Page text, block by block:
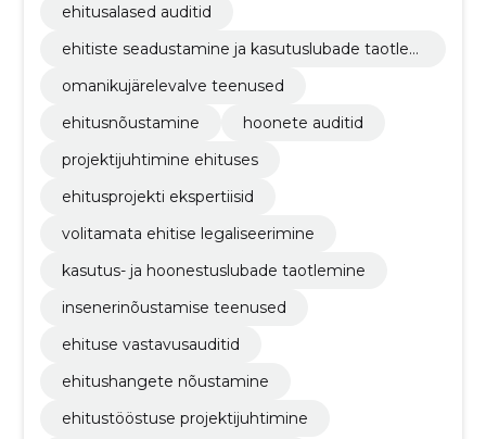
ehitusalased auditid
ehitiste seadustamine ja kasutuslubade taotle
omanikujärelevalve teenused
ehitusnõustamine
hoonete auditid
projektijuhtimine ehituses
ehitusprojekti ekspertiisid
volitamata ehitise legaliseerimine
kasutus- ja hoonestuslubade taotlemine
insenerinõustamise teenused
ehituse vastavusauditid
ehitushangete nõustamine
ehitustööstuse projektijuhtimine